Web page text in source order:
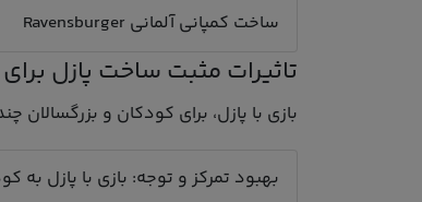
ساخت کمپانی آلمانی Ravensburger
تاثیرات مثبت ساخت پازل
بازی با پازل، برای کودکان و بزرگسالان
بهبود تمرکز و توجه: بازی با پازل به